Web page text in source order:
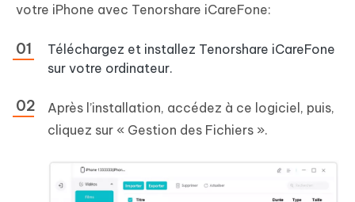
votre iPhone avec Tenorshare iCareFone:
Téléchargez et installez Tenorshare iCareFone
sur votre ordinateur.
Après l’installation, accédez à ce logiciel, puis,
cliquez sur « Gestion des Fichiers ».